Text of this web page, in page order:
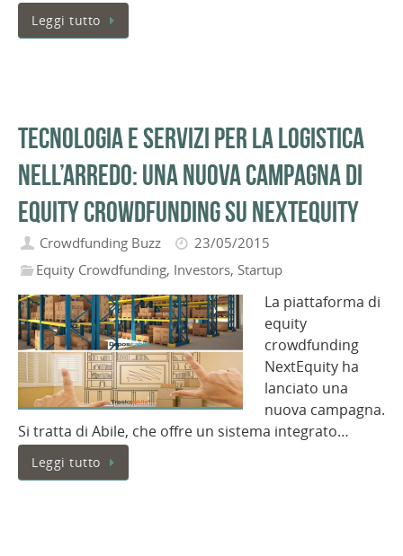
Leggi tutto
Tecnologia e servizi per la logistica
nell’arredo: una nuova campagna di
equity crowdfunding su NextEquity
Crowdfunding Buzz
23/05/2015
Equity Crowdfunding, Investors, Startup
La piattaforma di
equity
crowdfunding
NextEquity ha
lanciato una
nuova campagna.
Si tratta di Abile, che offre un sistema integrato…
Leggi tutto